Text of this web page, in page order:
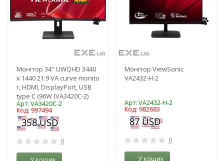
Монітор 34" UWQHD 3440
x 1440 21:9 VA curve monito
r, HDMI, DisplayPort, USB
type C (96W (VA3420C-2)
Арт: VA3420C-2
Код: 997494
0
Монітор ViewSonic
VA2432-H-2
Арт: VA2432-H-2
Код: 982683
0
У кошик